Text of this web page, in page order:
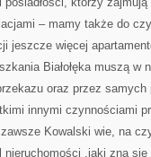
– mamy także do
jeszcze więcej
Białołęka muszą w
oraz przez
innymi czynnościami
Kowalski wie, na
,jaki zna